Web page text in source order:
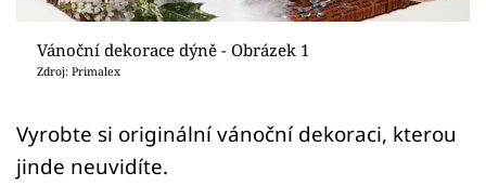
Sledujte nás
Vánoční dekorace dýně - Obrázek 1
Zdroj: Primalex
Vyrobte si originální vánoční dekoraci, kterou
jinde neuvidíte.